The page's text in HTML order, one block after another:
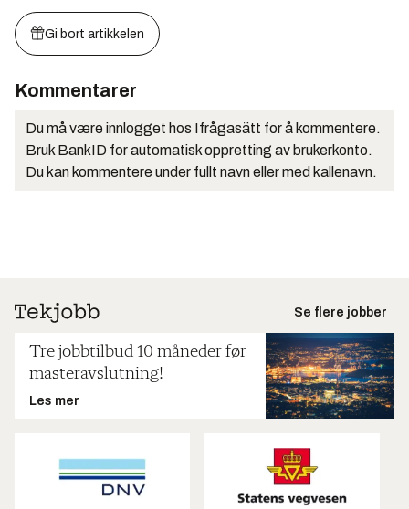
Gi bort artikkelen
Kommentarer
Du må være innlogget hos Ifrågasätt for å kommentere.
Bruk BankID for automatisk oppretting av brukerkonto.
Du kan kommentere under fullt navn eller med kallenavn.
Se flere jobber
Tre jobbtilbud 10 måneder før
masteravslutning!
Les mer